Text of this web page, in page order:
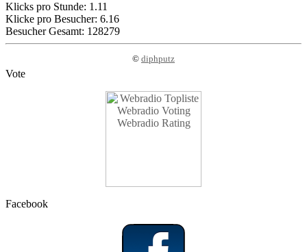
Klicks pro Stunde: 1.11
Klicke pro Besucher: 6.16
Besucher Gesamt: 128279
© diphputz
Vote
Facebook